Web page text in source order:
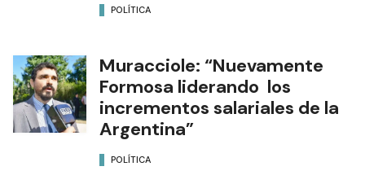
POLÍTICA
Muracciole: “Nuevamente
Formosa liderando los
incrementos salariales de la
Argentina”
POLÍTICA